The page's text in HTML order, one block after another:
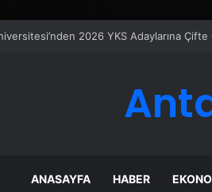
Buhar Kazanı Çözümleriyle
ANASAYFA HABER